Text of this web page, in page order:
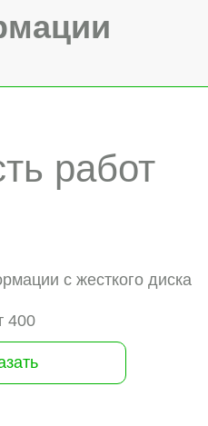
работ
с жесткого диска
400